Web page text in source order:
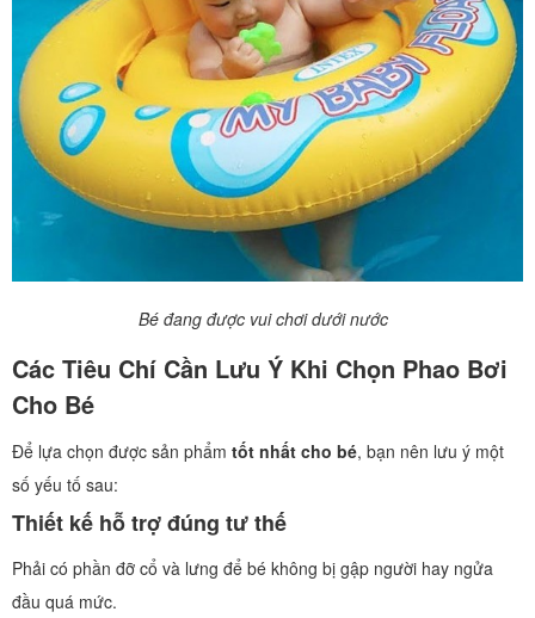
Bé đang được vui chơi dưới nước
Các Tiêu Chí Cần Lưu Ý Khi Chọn Phao Bơi
Cho Bé
Để lựa chọn được sản phẩm tốt nhất cho bé, bạn nên lưu ý một
số yếu tố sau:
Thiết kế hỗ trợ đúng tư thế
Phải có phần đỡ cổ và lưng để bé không bị gập người hay ngửa
đầu quá mức.